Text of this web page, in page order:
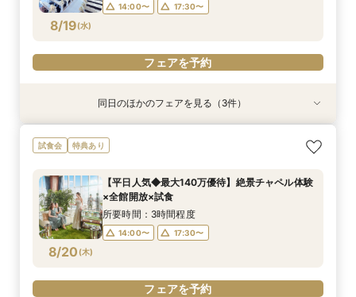
8/19(水)
14:00〜 17:30〜
フェアを予約
特典あり
8/19(水)
当日予約OK！絶景*天空チャペル&上質空間体験
*模擬挙式×安心相談会×人気ドレス特典×豪華試
所要時間：3時間程度
特典あり
8/19(水)
【平日夜限定】地上150m絶景ナイトウェディン
グ×クイック相談会
17:30〜
特典あり
8/19(水)
当日◎【2名～OK！少人数婚】大阪駅直結*絶景
チャペル×相談会
14:00〜
同日のほかのフェアを見る（3件）
試食会 特典あり
8/20 (木)
【平日人気◆最大140万優待】絶景チャペル体験
×全館開放×試食
所要時間：3時間程度
14:00〜 17:30〜
フェアを予約